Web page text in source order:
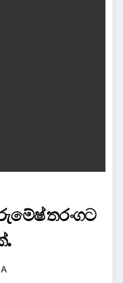
තරංගට